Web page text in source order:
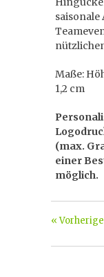
Maße:
1,2 cm
(max.
einer
möglich.
«